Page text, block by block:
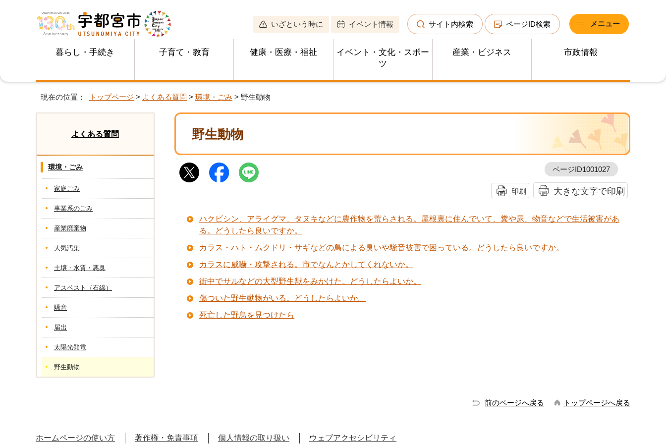
いざという時に イベント情報 サイト内検索 ページID検索 メニュー
暮らし・手続き 子育て・教育 健康・医療・福祉
イベント・文化・スポー
ツ
産業・ビジネス 市政情報
現在の位置： トップページ > よくある質問 > 環境・ごみ > 野生動物
野生動物
ページID1001027
印刷 大きな文字で印刷
ハクビシン、アライグマ、タヌキなどに農作物を荒らされる。屋根裏に住んでいて、糞や尿、物音などで生活被害があ
る。どうしたら良いですか。
カラス・ハト・ムクドリ・サギなどの鳥による臭いや騒音被害で困っている。どうしたら良いですか。
カラスに威嚇・攻撃される。市でなんとかしてくれないか。
街中でサルなどの大型野生獣をみかけた。どうしたらよいか。
傷ついた野生動物がいる。どうしたらよいか。
死亡した野鳥を見つけたら
よくある質問
環境・ごみ
家庭ごみ
事業系のごみ
産業廃棄物
大気汚染
土壌・水質・悪臭
アスベスト（石綿）
騒音
届出
太陽光発電
野生動物
前のページへ戻る トップページへ戻る
ホームページの使い方 著作権・免責事項 個人情報の取り扱い ウェブアクセシビリティ